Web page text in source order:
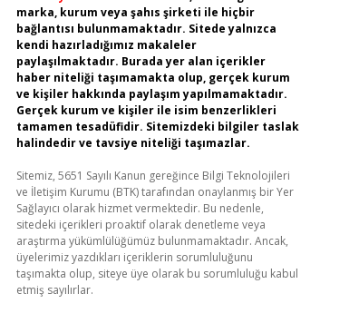
marka, kurum veya şahıs şirketi ile hiçbir
bağlantısı bulunmamaktadır. Sitede yalnızca
kendi hazırladığımız makaleler
paylaşılmaktadır. Burada yer alan içerikler
haber niteliği taşımamakta olup, gerçek kurum
ve kişiler hakkında paylaşım yapılmamaktadır.
Gerçek kurum ve kişiler ile isim benzerlikleri
tamamen tesadüfidir. Sitemizdeki bilgiler taslak
halindedir ve tavsiye niteliği taşımazlar.
Sitemiz, 5651 Sayılı Kanun gereğince Bilgi Teknolojileri
ve İletişim Kurumu (BTK) tarafından onaylanmış bir Yer
Sağlayıcı olarak hizmet vermektedir. Bu nedenle,
sitedeki içerikleri proaktif olarak denetleme veya
araştırma yükümlülüğümüz bulunmamaktadır. Ancak,
üyelerimiz yazdıkları içeriklerin sorumluluğunu
taşımakta olup, siteye üye olarak bu sorumluluğu kabul
etmiş sayılırlar.